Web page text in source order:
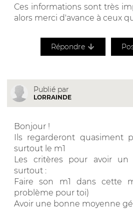
Ces informations sont très
alors merci d'avance à ceux
Répondre
Publié par
LORRAINDE
Bonjour !
Ils regarderont quasiment
surtout le m1
Les critères pour avoir
surtout :
Faire son m1 dans cette
problème pour toi)
Avoir une bonne moyenne